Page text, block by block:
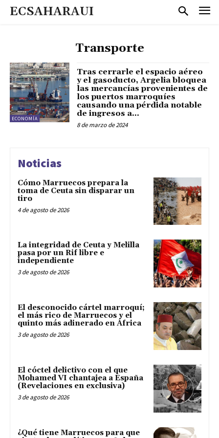
ECSAHARAUI
Transporte
ECONOMÍA
Tras cerrarle el espacio aéreo
y el gasoducto, Argelia bloquea
las mercancías provenientes de
los puertos marroquíes
causando una pérdida notable
de ingresos a...
8 de marzo de 2024
Noticias
Cómo Marruecos prepara la
toma de Ceuta sin disparar un
tiro
4 de agosto de 2026
La integridad de Ceuta y Melilla
pasa por un Rif libre e
independiente
3 de agosto de 2026
El desconocido cártel marroquí;
el más rico de Marruecos y el
quinto más adinerado en África
3 de agosto de 2026
El cóctel delictivo con el que
Mohamed VI chantajea a España
(Revelaciones en exclusiva)
3 de agosto de 2026
¿Qué tiene Marruecos para que